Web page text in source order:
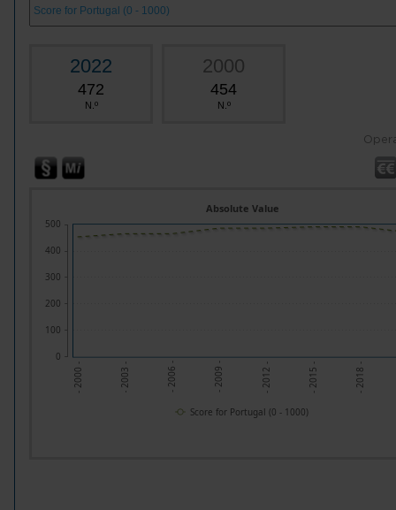
2022
472
N.º
2000
454
N.º
- 2000 - - 2003 - - 2006 - - 2009 - - 2012 - - 2015 - - 2018 -
Absolute Value
0
100
200
300
400
500
Score for Portugal (0 - 1000)